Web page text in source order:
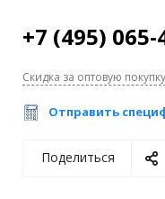
+7 (495) 065-
Скидка за оптовую покупку
Отправить
Поделиться